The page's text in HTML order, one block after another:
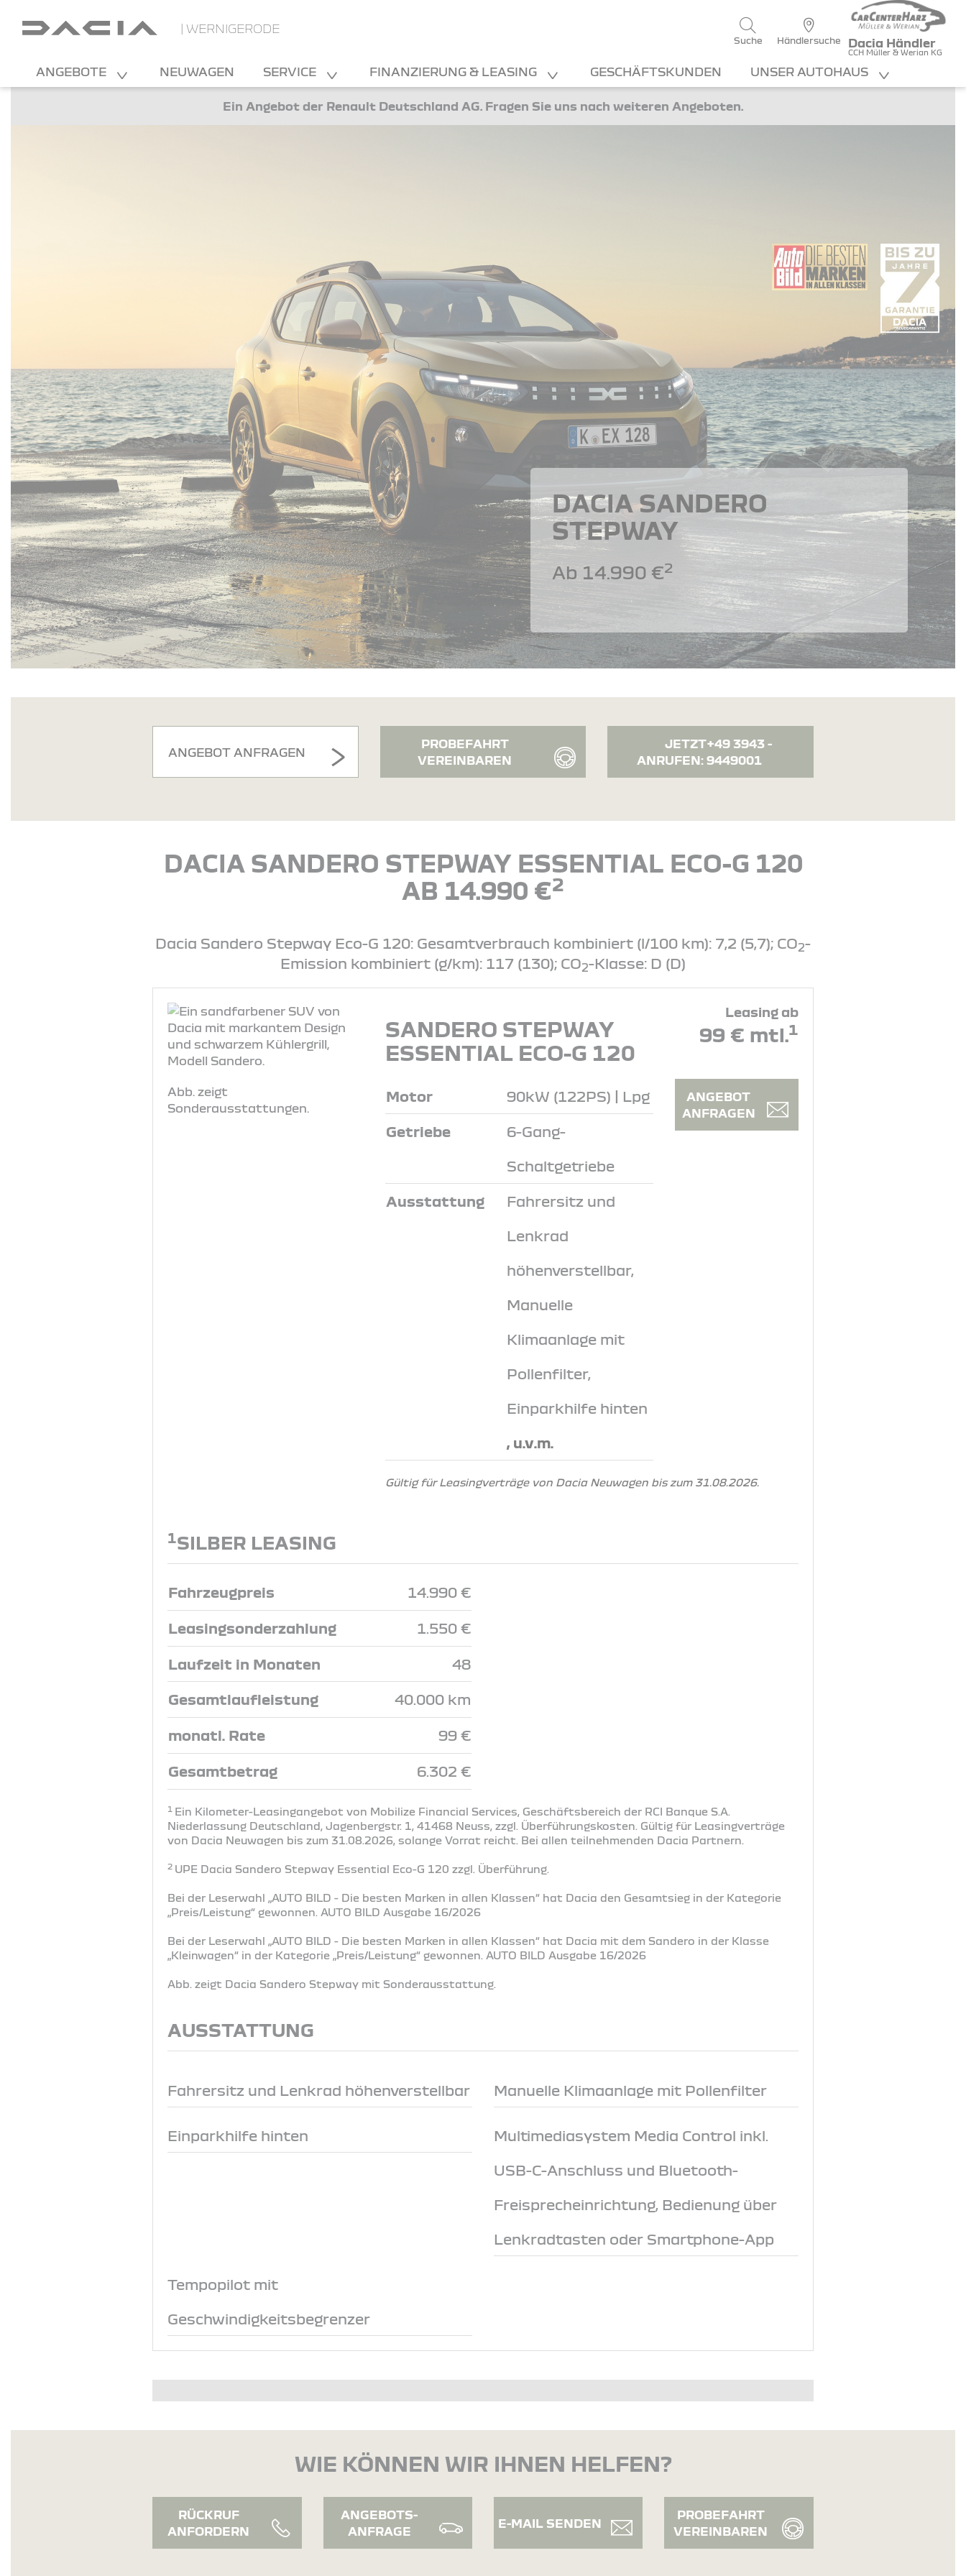
| WERNIGERODE
Suche Händlersuche Dacia Händler
CCH Müller & Werian KG
ANGEBOTE NEUWAGEN SERVICE FINANZIERUNG & LEASING GESCHÄFTSKUNDEN UNSER AUTOHAUS
Ein Angebot der Renault Deutschland AG. Fragen Sie uns nach weiteren Angeboten.
DACIA SANDERO
STEPWAY
Ab 14.990 €2
ANGEBOT ANFRAGEN
PROBEFAHRT
VEREINBAREN
JETZT
ANRUFEN:
+49 3943 -
9449001
DACIA SANDERO STEPWAY ESSENTIAL ECO-G 120
AB 14.990 €2
Dacia Sandero Stepway Eco-G 120: Gesamtverbrauch kombiniert (l/100 km): 7,2 (5,7); CO2-
Emission kombiniert (g/km): 117 (130); CO2-Klasse: D (D)
Abb. zeigt
Sonderausstattungen.
SANDERO STEPWAY
ESSENTIAL ECO-G 120
Leasing ab
99 € mtl.1
Motor 90kW (122PS) | Lpg
Getriebe 6-Gang-
Schaltgetriebe
Ausstattung Fahrersitz und
Lenkrad
höhenverstellbar,
Manuelle
Klimaanlage mit
Pollenfilter,
Einparkhilfe hinten
, u.v.m.
ANGEBOT
ANFRAGEN
Gültig für Leasingverträge von Dacia Neuwagen bis zum 31.08.2026.
1SILBER LEASING
Fahrzeugpreis 14.990 €
Leasingsonderzahlung 1.550 €
Laufzeit in Monaten 48
Gesamtlaufleistung 40.000 km
monatl. Rate 99 €
Gesamtbetrag 6.302 €
1 Ein Kilometer-Leasingangebot von Mobilize Financial Services, Geschäftsbereich der RCI Banque S.A.
Niederlassung Deutschland, Jagenbergstr. 1, 41468 Neuss, zzgl. Überführungskosten. Gültig für Leasingverträge
von Dacia Neuwagen bis zum 31.08.2026, solange Vorrat reicht. Bei allen teilnehmenden Dacia Partnern.
2 UPE Dacia Sandero Stepway Essential Eco-G 120 zzgl. Überführung.
Bei der Leserwahl „AUTO BILD - Die besten Marken in allen Klassen“ hat Dacia den Gesamtsieg in der Kategorie
„Preis/Leistung“ gewonnen. AUTO BILD Ausgabe 16/2026
Bei der Leserwahl „AUTO BILD - Die besten Marken in allen Klassen“ hat Dacia mit dem Sandero in der Klasse
„Kleinwagen“ in der Kategorie „Preis/Leistung“ gewonnen. AUTO BILD Ausgabe 16/2026
Abb. zeigt Dacia Sandero Stepway mit Sonderausstattung.
AUSSTATTUNG
Fahrersitz und Lenkrad höhenverstellbar Manuelle Klimaanlage mit Pollenfilter
Einparkhilfe hinten Multimediasystem Media Control inkl.
USB-C-Anschluss und Bluetooth-
Freisprecheinrichtung, Bedienung über
Lenkradtasten oder Smartphone-App
Tempopilot mit
Geschwindigkeitsbegrenzer
WIE KÖNNEN WIR IHNEN HELFEN?
RÜCKRUF
ANFORDERN
ANGEBOTS-
ANFRAGE
E-MAIL SENDEN
PROBEFAHRT
VEREINBAREN